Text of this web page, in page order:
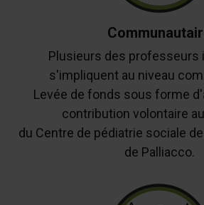
Plusieurs des professeurs
s'impliquent au niveau
Levée de fonds sous forme
contribution volontaire
du Centre de pédiatrie sociale
de Palliacco.